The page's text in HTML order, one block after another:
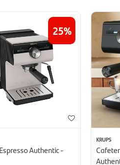
25
Authentic -
KRUPS